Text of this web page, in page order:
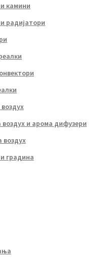
камини
радијатори
и арома дифузери
воздух
градина